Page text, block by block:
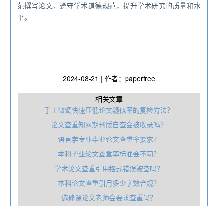
范撰写论文，遵守学术道德规范，提升学术研究的质量和水
平。
2024-08-21 | 作者：paperfree
相关文章
手工微调快速压低论文疑似率的复检方法？
论文查重知网期刊版自查会被收录吗？
语言学专业毕业论文查重率要求？
本科毕业论文查重率标准会不同？
学术论文查重引用格式错误被查吗？
本科论文查重引用多少字数合规？
选修课论文老师会要求查重吗？